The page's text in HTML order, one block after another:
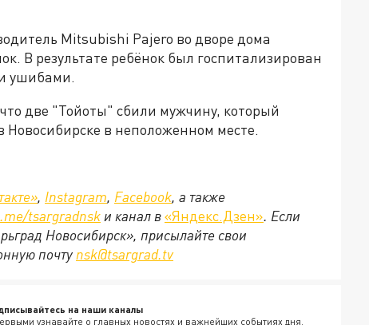
Mitsubishi Pajero во дворе дома
В результате ребёнок был госпитализирован
ушибами.
две "Тойоты" сбили мужчину, который
в неположенном месте.
, Instagram, Facebook, а также
tsargradnsk и канал в«Яндекс.Дзен». Если
Новосибирск», присылайте свои
почту nsk@tsargrad.tv
на наши каналы
узнавайте о главных новостях и важнейших событиях дня.